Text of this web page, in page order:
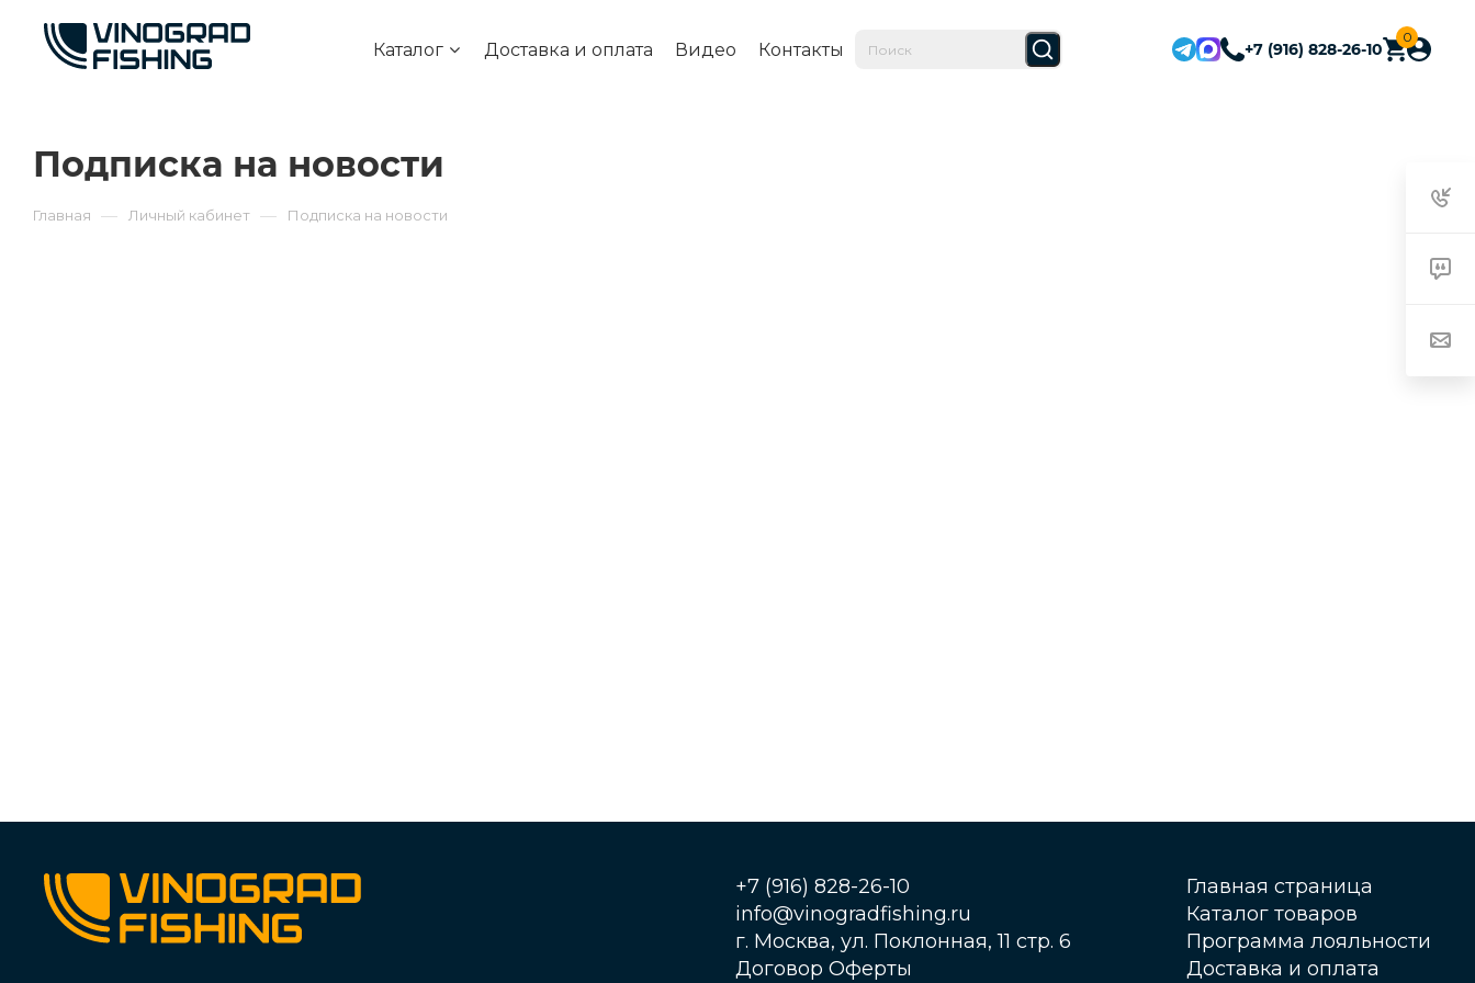
Каталог Доставка и оплата Видео Контакты +7 (916) 828-26-10
0
Подписка на новости
Главная — Личный кабинет — Подписка на новости
+7 (916) 828-26-10
info@vinogradfishing.ru
г. Москва, ул. Поклонная, 11 стр. 6
Договор Оферты
Главная страница
Каталог товаров
Программа лояльности
Доставка и оплата